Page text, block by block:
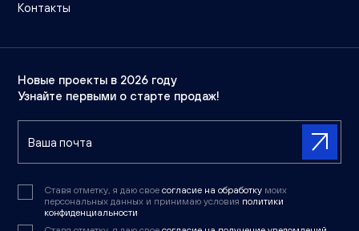
Контакты
Новые проекты в 2026 году
Узнайте первыми о старте продаж!
Ставя отметку, я даю свое согласие на обработку моих
персональных данных и принимаю условия политики
конфиденциальности